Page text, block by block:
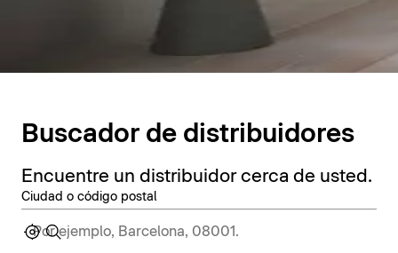
Buscador de distribuidores
Encuentre un distribuidor cerca de usted.
Ciudad o código postal